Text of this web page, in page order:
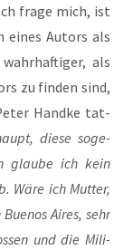
fra­ge mich, ist
eines Autors als
als
zu fin­den sind,
Hand­ke tat­
die­se soge­
glau­be ich kein
Wäre ich Mut­ter,
Aires, sehr
und die Mili­